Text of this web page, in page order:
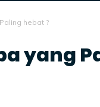
hebat ?
yang